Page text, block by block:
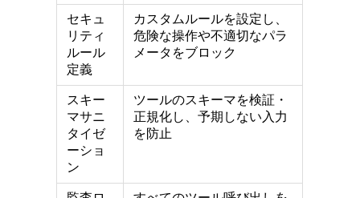
セキュ
リティ
ルール
定義
カスタムルールを設定し、
危険な操作や不適切なパラ
メータをブロック
スキー
マサニ
タイゼ
ーショ
ン
ツールのスキーマを検証・
正規化し、予期しない入力
を防止